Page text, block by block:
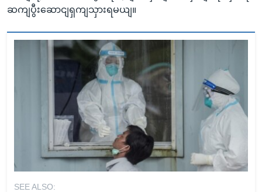
ဆကျပွီးဆောငျရှကျသှားရမယျ။
SEE ALSO: